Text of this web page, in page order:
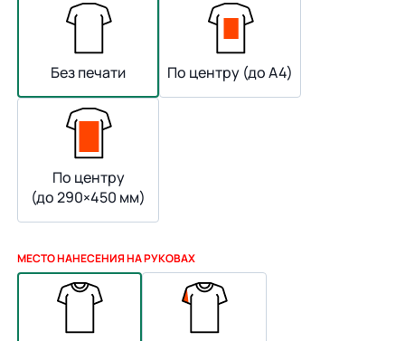
Без печати По центру (до А4)
По центру
(до 290×450 мм)
МЕСТО НАНЕСЕНИЯ НА РУКОВАХ